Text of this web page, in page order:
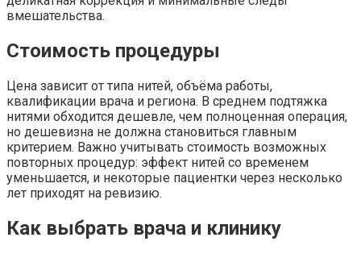
вмешательства.
Стоимость процедуры
Цена зависит от типа нитей, объёма работы,
квалификации врача и региона. В среднем подтяжка
нитями обходится дешевле, чем полноценная операция,
но дешевизна не должна становиться главным
критерием. Важно учитывать стоимость возможных
повторных процедур: эффект нитей со временем
уменьшается, и некоторые пациентки через несколько
лет приходят на ревизию.
Как выбрать врача и клинику